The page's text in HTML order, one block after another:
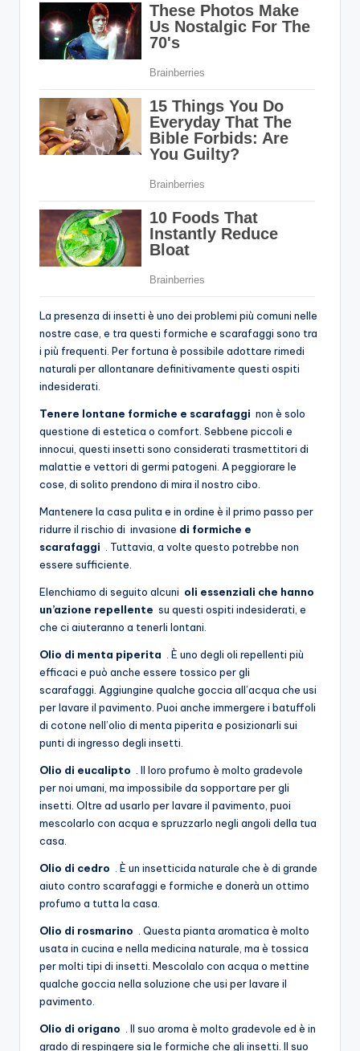
La presenza di insetti è uno dei problemi più comuni nelle
nostre case, e tra questi formiche e scarafaggi sono tra
i più frequenti. Per fortuna è possibile adottare rimedi
naturali per allontanare definitivamente questi ospiti
indesiderati.
Tenere lontane formiche e scarafaggi non è solo
questione di estetica o comfort. Sebbene piccoli e
innocui, questi insetti sono considerati trasmettitori di
malattie e vettori di germi patogeni. A peggiorare le
cose, di solito prendono di mira il nostro cibo.
Mantenere la casa pulita e in ordine è il primo passo per
ridurre il rischio di invasione di formiche e
scarafaggi . Tuttavia, a volte questo potrebbe non
essere sufficiente.
Elenchiamo di seguito alcuni oli essenziali che hanno
un’azione repellente su questi ospiti indesiderati, e
che ci aiuteranno a tenerli lontani.
Olio di menta piperita . È uno degli oli repellenti più
efficaci e può anche essere tossico per gli
scarafaggi. Aggiungine qualche goccia all’acqua che usi
per lavare il pavimento. Puoi anche immergere i batuffoli
di cotone nell’olio di menta piperita e posizionarli sui
punti di ingresso degli insetti.
Olio di eucalipto . Il loro profumo è molto gradevole
per noi umani, ma impossibile da sopportare per gli
insetti. Oltre ad usarlo per lavare il pavimento, puoi
mescolarlo con acqua e spruzzarlo negli angoli della tua
casa.
Olio di cedro . È un insetticida naturale che è di grande
aiuto contro scarafaggi e formiche e donerà un ottimo
profumo a tutta la casa.
Olio di rosmarino . Questa pianta aromatica è molto
usata in cucina e nella medicina naturale, ma è tossica
per molti tipi di insetti. Mescolalo con acqua o mettine
qualche goccia nella soluzione che usi per lavare il
pavimento.
Olio di origano . Il suo aroma è molto gradevole ed è in
grado di respingere sia le formiche che gli insetti. Il suo